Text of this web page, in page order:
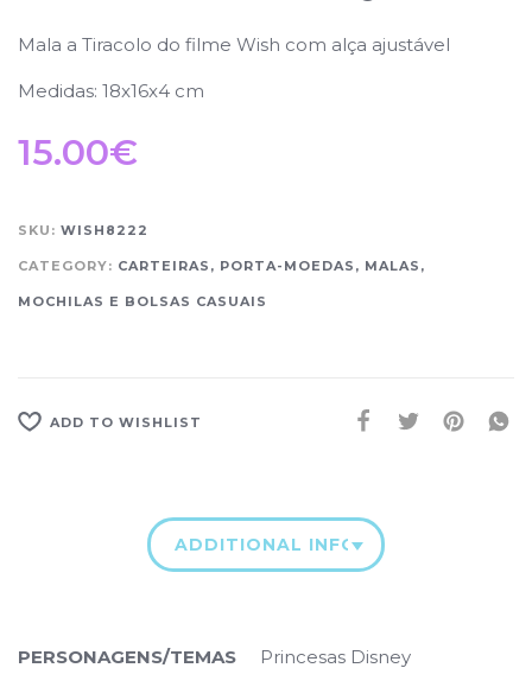
Mala a Tiracolo do filme Wish com alça ajustável
Medidas: 18x16x4 cm
15.00€
SKU: WISH8222
CATEGORY: CARTEIRAS, PORTA-MOEDAS, MALAS,
MOCHILAS E BOLSAS CASUAIS
ADD TO WISHLIST
ADDITIONAL INFORMATION
PERSONAGENS/TEMAS Princesas Disney